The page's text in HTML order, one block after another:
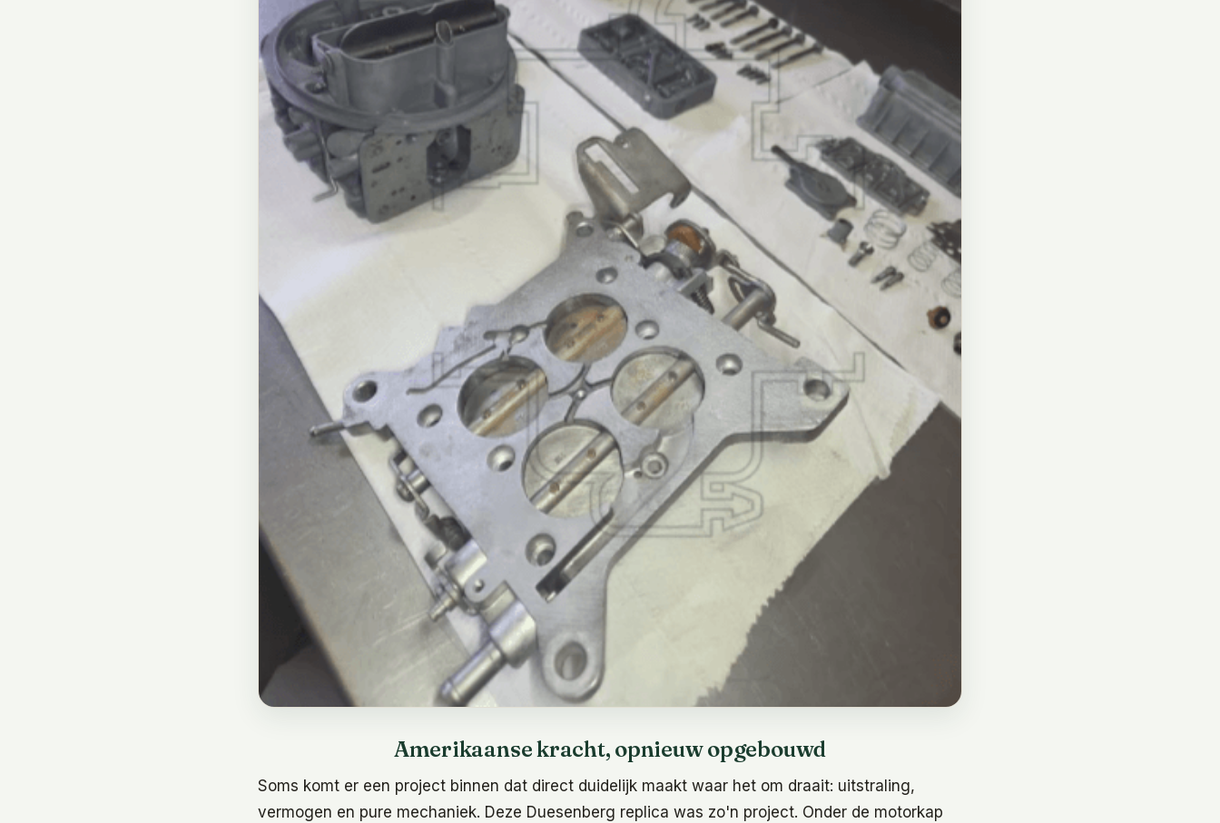
Amerikaanse kracht, opnieuw opgebouwd
Soms komt er een project binnen dat direct duidelijk maakt waar het om draait: uitstraling,
vermogen en pure mechaniek. Deze Duesenberg replica was zo'n project. Onder de motorkap